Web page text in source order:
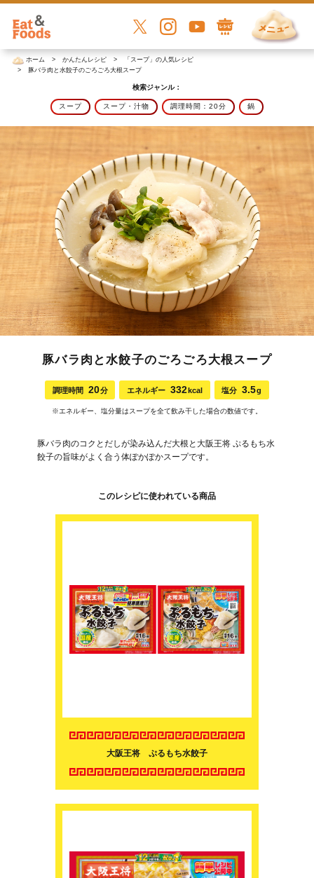
ホーム かんたんレシピ
「スープ」の人気レシピ
豚バラ肉と水餃子のごろごろ大根スープ
検索ジャンル：
スープ スープ・汁物 調理時間：20分 鍋
豚バラ肉と水餃子のごろごろ大根スープ
調理時間 20分 エネルギー 332kcal 塩分 3.5g
※エネルギー、塩分量はスープを全て飲み干した場合の数値です。
豚バラ肉のコクとだしが染み込んだ大根と大阪王将 ぷるもち水
餃子の旨味がよく合う体ぽかぽかスープです。
このレシピに使われている商品
大阪王将 ぷるもち水餃子